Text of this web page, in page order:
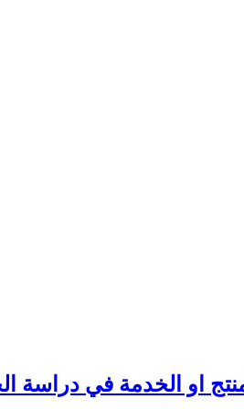
او الخدمة في دراسة